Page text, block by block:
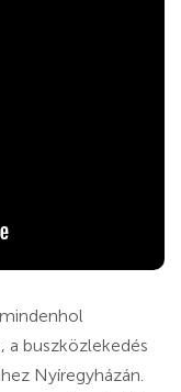
a buszközlekedés
Nyíregyházán.